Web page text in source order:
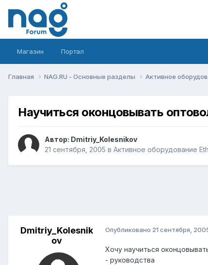
Магазин Портал
Главная NAG.RU - Основные разделы Активное
Научиться оконцовывать
Автор: Dmitriy_Kolesnikov
21 сентября, 2005 в Активное оборудование
Dmitriy_Kolesnik
ov
Опубликовано 21 сентября,
Хочу научиться
- руководства